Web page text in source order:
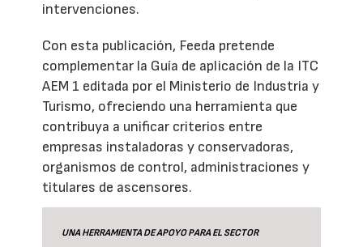
intervenciones.
Con esta publicación, Feeda pretende
complementar la Guía de aplicación de la ITC
AEM 1 editada por el Ministerio de Industria y
Turismo, ofreciendo una herramienta que
contribuya a unificar criterios entre
empresas instaladoras y conservadoras,
organismos de control, administraciones y
titulares de ascensores.
UNA HERRAMIENTA DE APOYO PARA EL SECTOR